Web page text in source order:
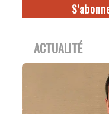
ACTUALITÉ